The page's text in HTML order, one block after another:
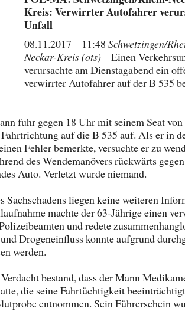
Kreis: Verwirrter Autofahrer
Unfall
08.11.2017 – 11:48 Schwetzingen/
Neckar-Kreis (ots)– Einen
verursachte am Dienstagabend ein
verwirrter Autofahrer auf der B 535
fuhr gegen 18 Uhr mit seinem Seat
auf die B 535 auf. Als er in
Fehler bemerkte, versuchte er zu
des Wendemanövers rückwärts
Auto. Verletzt wurde niemand.
Sachschadens liegen keine weiteren
machte der 63-Jährige einen
und redete
Drogeneinfluss konnte aufgrund
werden.
bestand, dass der Mann
die seine Fahrtüchtigkeit
entnommen. Sein Führerschein